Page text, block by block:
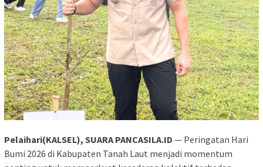
Pelaihari(KALSEL), SUARA PANCASILA.ID — Peringatan Hari
Bumi 2026 di Kabupaten Tanah Laut menjadi momentum